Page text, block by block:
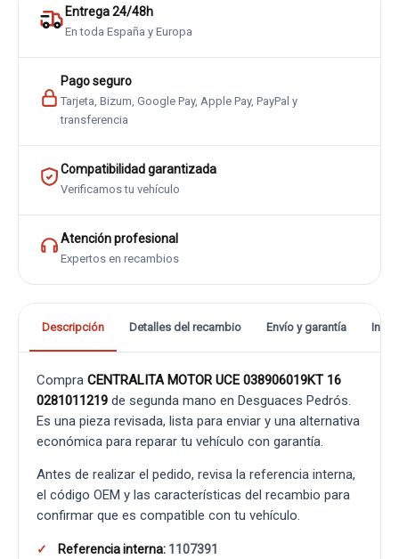
Entrega 24/48h
En toda España y Europa
Pago seguro
Tarjeta, Bizum, Google Pay, Apple Pay, PayPal y
transferencia
Compatibilidad garantizada
Verificamos tu vehículo
Atención profesional
Expertos en recambios
Descripción Detalles del recambio Envío y garantía
Compra CENTRALITA MOTOR UCE 038906019KT 16
0281011219 de segunda mano en Desguaces Pedrós.
Es una pieza revisada, lista para enviar y una alternativa
económica para reparar tu vehículo con garantía.
Antes de realizar el pedido, revisa la referencia interna,
el código OEM y las características del recambio para
confirmar que es compatible con tu vehículo.
Referencia interna: 1107391